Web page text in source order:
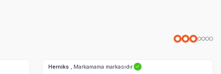
Herniks , Markamama markasıdır. ✓